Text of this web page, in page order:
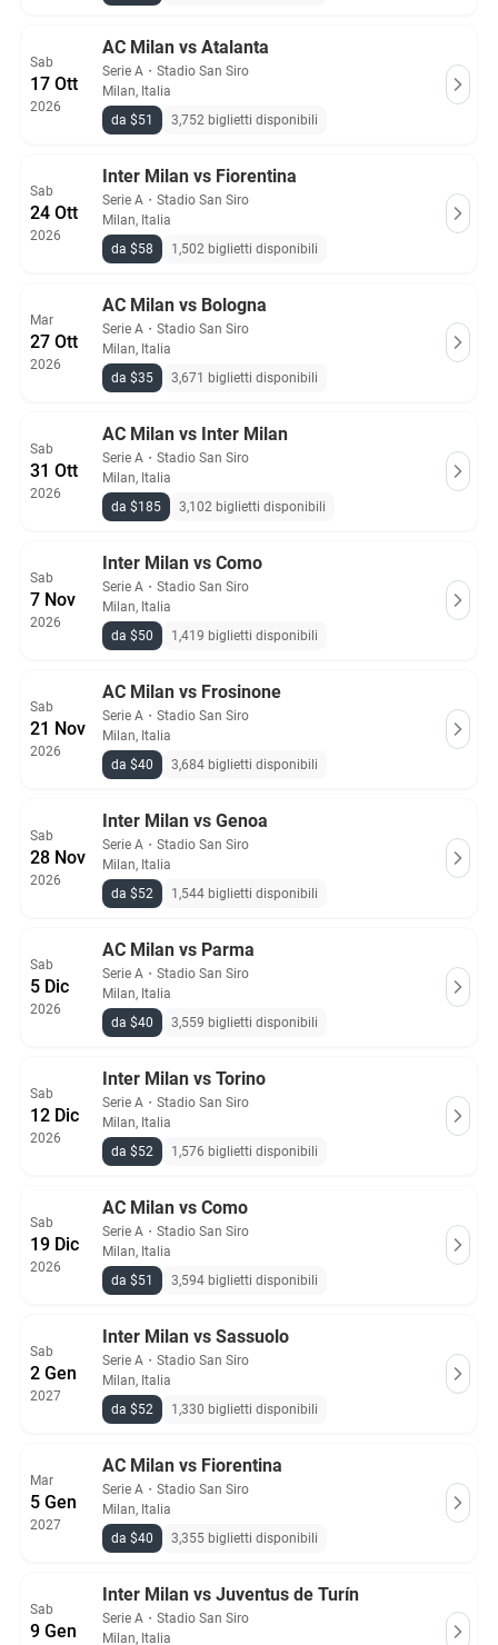
Sab
17 Ott
2026
AC Milan vs Atalanta
Serie A ・ Stadio San Siro
Milan, Italia
da $51
3,752 biglietti disponibili
Sab
24 Ott
2026
Inter Milan vs Fiorentina
Serie A ・ Stadio San Siro
Milan, Italia
da $58
1,502 biglietti disponibili
Mar
27 Ott
2026
AC Milan vs Bologna
Serie A ・ Stadio San Siro
Milan, Italia
da $35
3,671 biglietti disponibili
Sab
31 Ott
2026
AC Milan vs Inter Milan
Serie A ・ Stadio San Siro
Milan, Italia
da $185
3,102 biglietti disponibili
Sab
7 Nov
2026
Inter Milan vs Como
Serie A ・ Stadio San Siro
Milan, Italia
da $50
1,419 biglietti disponibili
Sab
21 Nov
2026
AC Milan vs Frosinone
Serie A ・ Stadio San Siro
Milan, Italia
da $40
3,684 biglietti disponibili
Sab
28 Nov
2026
Inter Milan vs Genoa
Serie A ・ Stadio San Siro
Milan, Italia
da $52
1,544 biglietti disponibili
Sab
5 Dic
2026
AC Milan vs Parma
Serie A ・ Stadio San Siro
Milan, Italia
da $40
3,559 biglietti disponibili
Sab
12 Dic
2026
Inter Milan vs Torino
Serie A ・ Stadio San Siro
Milan, Italia
da $52
1,576 biglietti disponibili
Sab
19 Dic
2026
AC Milan vs Como
Serie A ・ Stadio San Siro
Milan, Italia
da $51
3,594 biglietti disponibili
Sab
2 Gen
2027
Inter Milan vs Sassuolo
Serie A ・ Stadio San Siro
Milan, Italia
da $52
1,330 biglietti disponibili
Mar
5 Gen
2027
AC Milan vs Fiorentina
Serie A ・ Stadio San Siro
Milan, Italia
da $40
3,355 biglietti disponibili
Sab
9 Gen
Inter Milan vs Juventus de Turín
Serie A ・ Stadio San Siro
Milan, Italia